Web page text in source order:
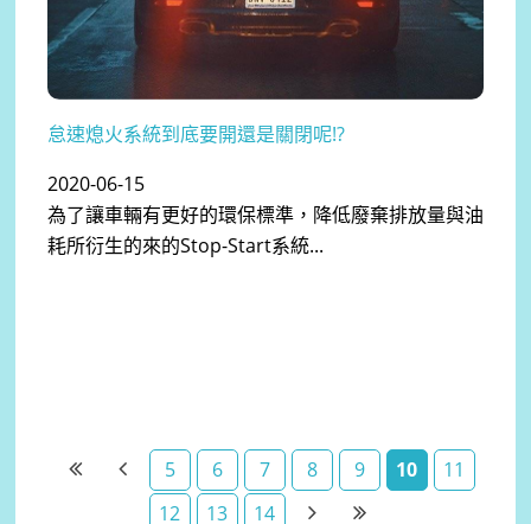
怠速熄火系統到底要開還是關閉呢!?
2020-06-15
為了讓車輛有更好的環保標準，降低廢棄排放量與油
耗所衍生的來的Stop-Start系統...
5 6 7 8 9 10
11
12
13 14